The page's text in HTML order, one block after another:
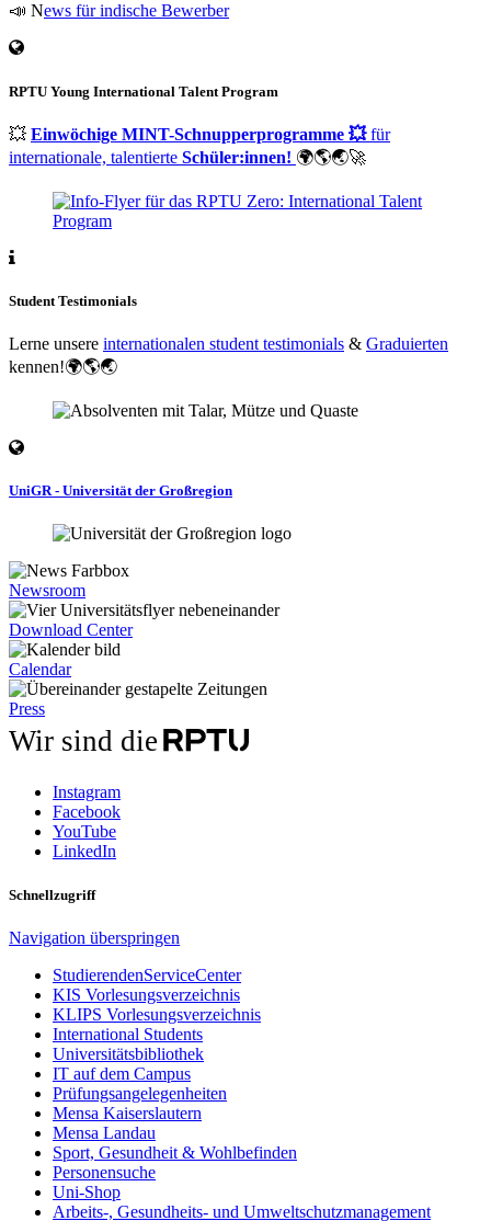
📣 News für indische Bewerber
RPTU Young International Talent Program
💥 Einwöchige MINT-Schnupperprogramme 💥für
internationale, talentierte Schüler:innen! 🌍🌎🌏🚀
Student Testimonials
Lerne unsere internationalen student testimonials & Graduierten
kennen!🌍🌎🌏
UniGR - Universität der Großregion
Newsroom
Download Center
Calendar
Press
Wir sind die
Instagram
Facebook
YouTube
LinkedIn
Schnellzugriff
Navigation überspringen
StudierendenServiceCenter
KIS Vorlesungsverzeichnis
KLIPS Vorlesungsverzeichnis
International Students
Universitätsbibliothek
IT auf dem Campus
Prüfungsangelegenheiten
Mensa Kaiserslautern
Mensa Landau
Sport, Gesundheit & Wohlbefinden
Personensuche
Uni-Shop
Arbeits-, Gesundheits- und Umweltschutzmanagement